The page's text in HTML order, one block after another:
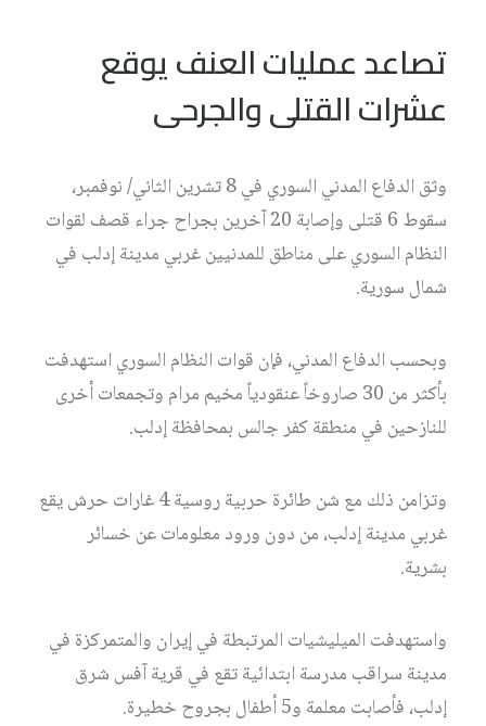
تصاعد عمليات العنف يوقع
عشرات القتلى والجرحى
وثق الدفاع المدني السوري في 8 تشرين الثاني/ نوفمبر،
سقوط 6 قتلى وإصابة 20 آخرين بجراح جراء قصف لقوات
النظام السوري على مناطق للمدنيين غربي مدينة إدلب في
شمال سورية.
وبحسب الدفاع المدني، فإن قوات النظام السوري استهدفت
بأكثر من 30 صاروخاً عنقودياً مخيم مرام وتجمعات أخرى
للنازحين في منطقة كفر جالس بمحافظة إدلب.
وتزامن ذلك مع شن طائرة حربية روسية 4 غارات حرش يقع
غربي مدينة إدلب، من دون ورود معلومات عن خسائر
بشرية.
واستهدفت الميليشيات المرتبطة في إيران والمتمركزة في
مدينة سراقب مدرسة ابتدائية تقع في قرية آفس شرق
إدلب، فأصابت معلمة و5 أطفال بجروح خطيرة.